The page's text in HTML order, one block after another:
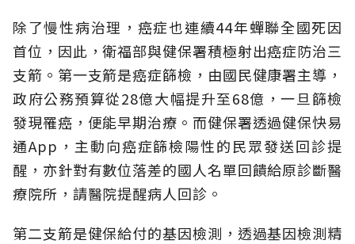
除了慢性病治理，癌症也連續44年蟬聯全國死因
首位，因此，衛福部與健保署積極射出癌症防治三
支箭。第一支箭是癌症篩檢，由國民健康署主導，
政府公務預算從28億大幅提升至68億，一旦篩檢
發現罹癌，便能早期治療。而健保署透過健保快易
通App，主動向癌症篩檢陽性的民眾發送回診提
醒，亦針對有數位落差的國人名單回饋給原診斷醫
療院所，請醫院提醒病人回診。
第二支箭是健保給付的基因檢測，透過基因檢測精